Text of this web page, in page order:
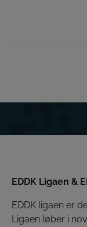
EDDK Ligaen &
EDDK ligaen er
Ligaen løber i